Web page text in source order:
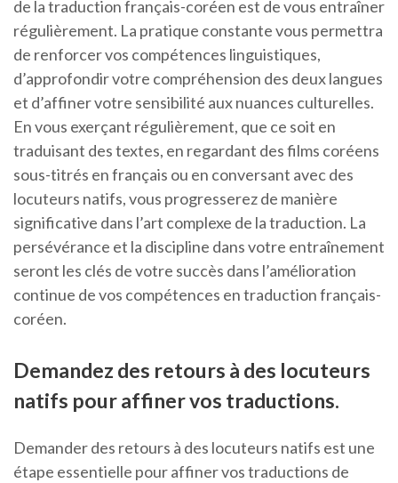
de la traduction français-coréen est de vous entraîner
régulièrement. La pratique constante vous permettra
de renforcer vos compétences linguistiques,
d’approfondir votre compréhension des deux langues
et d’affiner votre sensibilité aux nuances culturelles.
En vous exerçant régulièrement, que ce soit en
traduisant des textes, en regardant des films coréens
sous-titrés en français ou en conversant avec des
locuteurs natifs, vous progresserez de manière
significative dans l’art complexe de la traduction. La
persévérance et la discipline dans votre entraînement
seront les clés de votre succès dans l’amélioration
continue de vos compétences en traduction français-
coréen.
Demandez des retours à des locuteurs
natifs pour affiner vos traductions.
Demander des retours à des locuteurs natifs est une
étape essentielle pour affiner vos traductions de